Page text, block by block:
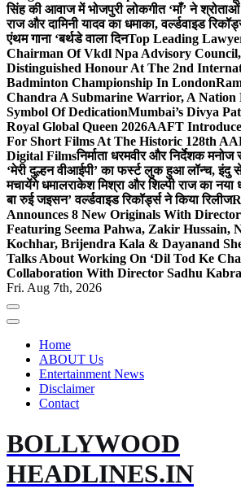
सिंह की आवाज में भोजपुरी लोकगीत ‘माँ’ ने
राज और दामिनी यादव का धमाका, वर्ल्डवाइड
एंथम गाना ‘बर्थडे वाला दिनTop Leading
Chairman Of Vkdl Npa Advisory Council,
Distinguished Honour At The 2nd
Badminton Championship In London
Chandra A Submarine Warrior, A
Symbol Of DedicationMumbai’s Divya
Royal Global Queen 2026AAFT
For Short Films At The Historic 128th
Digital Filmsनिर्माता धरमवीर और निर्देशक
‘मेरी दुल्हन वीआईपी’ का फर्स्ट लुक हुआ लॉन्च, इंदु
मचायेंगे धमालराकेश मिश्रा और शिल्पी राज का नया
बा रुई जइसन’ वर्ल्डवाइड रिकॉर्ड्स ने किया रिलीज
Announces 8 New Originals With
Featuring Seema Pahwa, Zakir Hussain,
Kochhar, Brijendra Kala & Dayanand
Talks About Working On ‘Dil Tod Ke
Collaboration With Director Sadhu Kabra
Fri. Aug 7th, 2026
Home
ABOUT Us
Entertainment News
Disclaimer
Contact
BOLLYWOOD
HEADLINES.IN